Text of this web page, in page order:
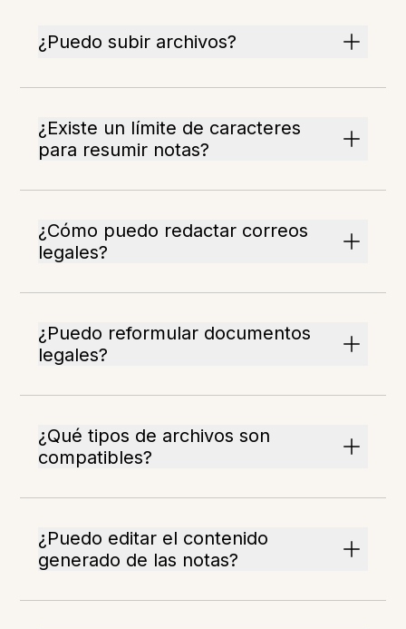
¿Puedo subir archivos?
¿Existe un límite de caracteres
para resumir notas?
¿Cómo puedo redactar correos
legales?
¿Puedo reformular documentos
legales?
¿Qué tipos de archivos son
compatibles?
¿Puedo editar el contenido
generado de las notas?